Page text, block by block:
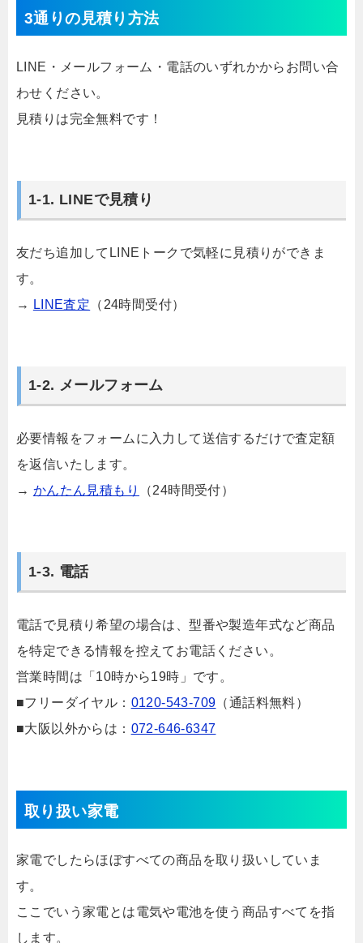
3通りの見積り方法
LINE・メールフォーム・電話のいずれかからお問い合
わせください。
見積りは完全無料です！
1-1. LINEで見積り
友だち追加してLINEトークで気軽に見積りができま
す。
→
LINE査定 （24時間受付）
1-2. メールフォーム
必要情報をフォームに入力して送信するだけで査定額
を返信いたします。
→ かんたん見積もり （24時間受付）
1-3. 電話
電話で見積り希望の場合は、型番や製造年式など商品
を特定できる情報を控えてお電話ください。
営業時間は「10時から19時」です。
■フリーダイヤル： 0120-543-709 （通話料無料）
■大阪以外からは： 072-646-6347
取り扱い家電
家電でしたらほぼすべての商品を取り扱いしていま
す。
ここでいう家電とは電気や電池を使う商品すべてを指
します。